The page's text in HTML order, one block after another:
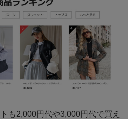
も2,000円代や3,000円代で買え